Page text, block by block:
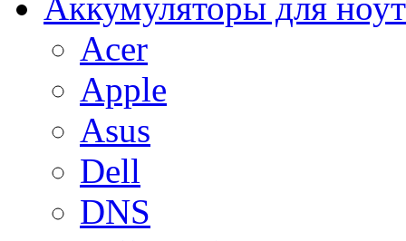
Acer
Apple
Asus
Dell
DNS